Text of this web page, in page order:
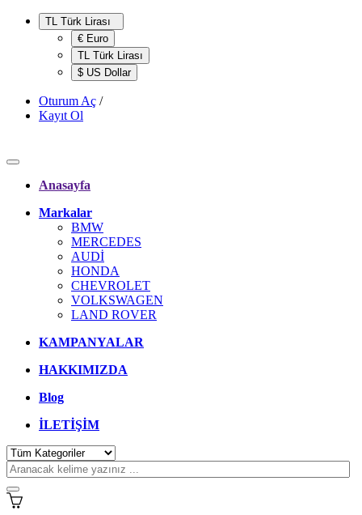
€ Euro
TL Türk Lirası
$ US Dollar
Oturum Aç /
Kayıt Ol
Anasayfa
Markalar
BMW
MERCEDES
AUDİ
HONDA
CHEVROLET
VOLKSWAGEN
LAND ROVER
KAMPANYALAR
HAKKIMIZDA
Blog
İLETİŞİM